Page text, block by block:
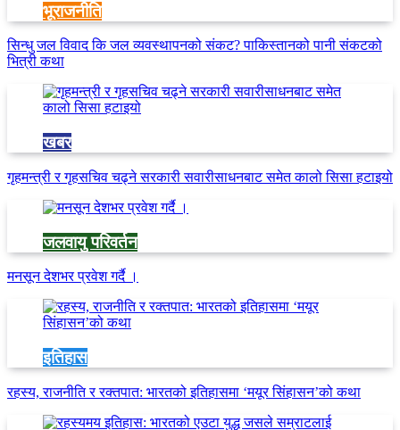
भूराजनीति
सिन्धु जल विवाद कि जल व्यवस्थापनको संकट? पाकिस्तानको पानी संकटको
भित्री कथा
खबर
गृहमन्त्री र गृहसचिव चढ्ने सरकारी सवारीसाधनबाट समेत कालो सिसा हटाइयो
जलवायु परिवर्तन
मनसून देशभर प्रवेश गर्दै ।
इतिहास
रहस्य, राजनीति र रक्तपात: भारतको इतिहासमा ‘मयूर सिंहासन’को कथा